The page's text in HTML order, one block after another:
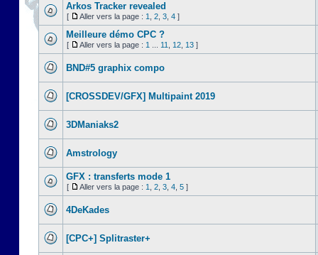
Arkos Tracker revealed
[ Aller vers la page : 1 2 3 4 ]
Meilleure démo CPC ?
[ Aller vers la page : 1 11 12 13 ]
BND#5 graphix compo
[CROSSDEV/GFX] Multipaint 2019
3DManiaks2
Amstrology
GFX : transferts mode 1
[ Aller vers la page : 1 2 3 4 5 ]
4DeKades
[CPC+] Splitraster+